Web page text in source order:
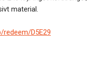
material.
D5E29